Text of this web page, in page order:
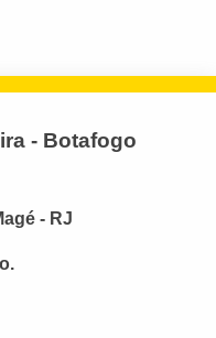
- Botafogo
- RJ